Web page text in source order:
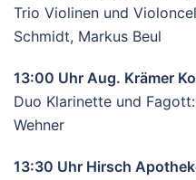
Trio Violinen und
Schmidt, Markus Beul
13:00 Uhr Aug. Krämer
Duo Klarinette und
Wehner
13:30 Uhr Hirsch